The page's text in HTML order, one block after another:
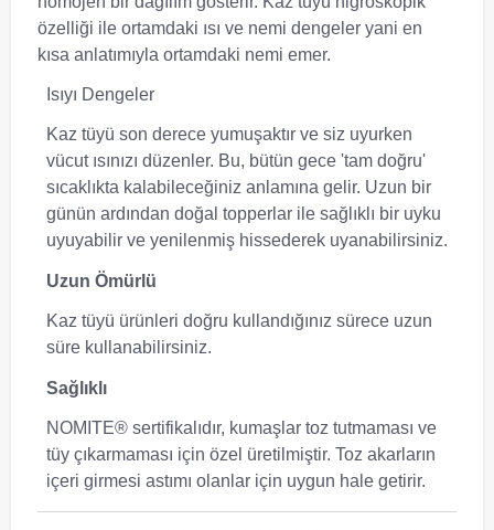
özelliği ile ortamdaki ısı ve nemi dengeler yani en
kısa anlatımıyla ortamdaki nemi emer.
Isıyı Dengeler
Kaz tüyü son derece yumuşaktır ve siz uyurken
vücut ısınızı düzenler. Bu, bütün gece 'tam doğru'
sıcaklıkta kalabileceğiniz anlamına gelir. Uzun bir
günün ardından doğal topperlar ile sağlıklı bir uyku
uyuyabilir ve yenilenmiş hissederek uyanabilirsiniz.
Uzun Ömürlü
Kaz tüyü ürünleri doğru kullandığınız sürece uzun
süre kullanabilirsiniz.
Sağlıklı
NOMITE® sertifikalıdır, kumaşlar toz tutmaması ve
tüy çıkarmaması için özel üretilmiştir. Toz akarların
içeri girmesi astımı olanlar için uygun hale getirir.